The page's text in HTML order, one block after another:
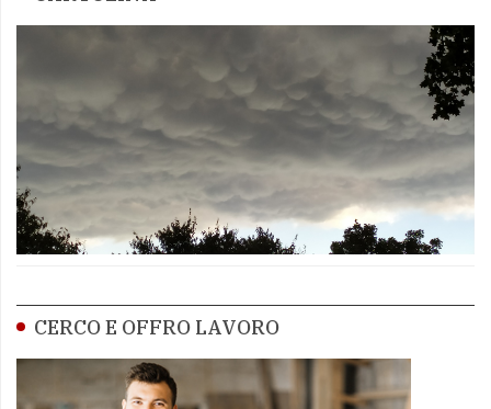
CERCO E OFFRO LAVORO